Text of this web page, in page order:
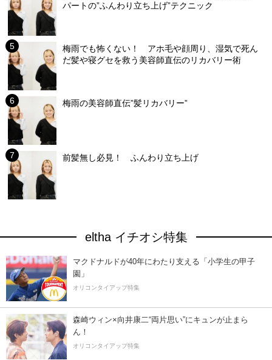
パートの”ふんわり立ち上げ”テクニック
梅雨でも怖くない！ アホ毛や顔周り、湿気で死ん
だ髪や寝グセを救う美容師直伝のリカバリー術
梅雨の美容師直伝”髪リカバリー”
前髪無し必見！ ふんわり立ち上げ
eltha イチオシ特集
マクドナルドが40年にわたり支える「小学生の甲子
園」
オリコンタイアップ特集
森崎ウィン×向井康二“両片思い”にキュンが止まら
ん！
オリコンタイアップ特集